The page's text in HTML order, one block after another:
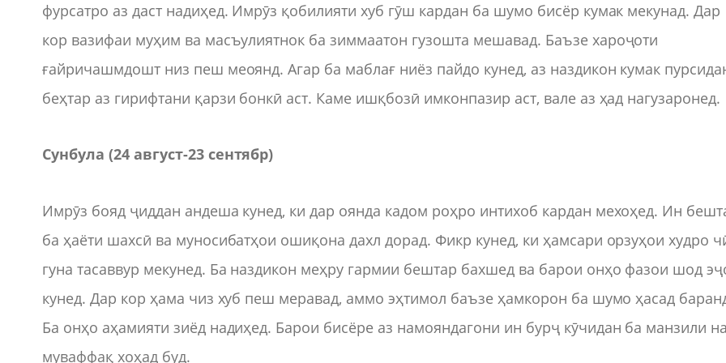
фурсатро аз даст надиҳед. Имрӯз қобилияти хуб гӯш кардан ба шумо бисёр кумак мекунад. Дар
кор вазифаи муҳим ва масъулиятнок ба зиммаатон гузошта мешавад. Баъзе хароҷоти
ғайричашмдошт низ пеш меоянд. Агар ба маблағ ниёз пайдо кунед, аз наздикон кумак
беҳтар аз гирифтани қарзи бонкӣ аст. Каме ишқбозӣ имконпазир аст, вале аз ҳад нагузаронед.
Сунбула (24 август-23 сентябр)
Имрӯз бояд ҷиддан андеша кунед, ки дар оянда кадом роҳро интихоб кардан мехоҳед. Ин
ба ҳаёти шахсӣ ва муносибатҳои ошиқона дахл дорад. Фикр кунед, ки ҳамсари орзуҳои худро
гуна тасаввур мекунед. Ба наздикон меҳру гармии бештар бахшед ва барои онҳо фазои шод
кунед. Дар кор ҳама чиз хуб пеш меравад, аммо эҳтимол баъзе ҳамкорон ба шумо ҳасад
Ба онҳо аҳамияти зиёд надиҳед. Барои бисёре аз намояндагони ин бурҷ кӯчидан ба манзили
муваффақ хоҳад буд.